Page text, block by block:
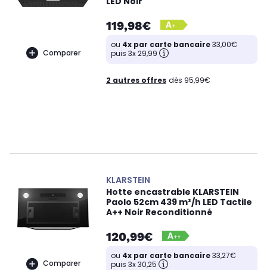
Comparer
119,98€
ou 4x par carte bancaire33,00€
puis 3x 29,99
2 autres offres dès 95,99€
Comparer
KLARSTEIN
Hotte encastrable KLARSTEIN
Paolo 52cm 439 m³/h LED Tactile
A++ Noir Reconditionné
120,99€
ou 4x par carte bancaire33,27€
puis 3x 30,25